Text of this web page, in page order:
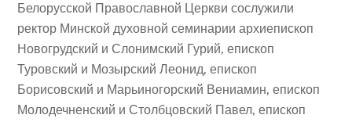
Белорусской Православной Церкви сослужили
ректор Минской духовной семинарии архиепископ
Новогрудский и Слонимский Гурий, епископ
Туровский и Мозырский Леонид, епископ
Борисовский и Марьиногорский Вениамин, епископ
Молодечненский и Столбцовский Павел, епископ